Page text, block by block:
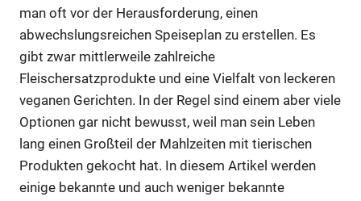
man oft vor der Herausforderung, einen
abwechslungsreichen Speiseplan zu erstellen. Es
gibt zwar mittlerweile zahlreiche
Fleischersatzprodukte und eine Vielfalt von leckeren
veganen Gerichten. In der Regel sind einem aber viele
Optionen gar nicht bewusst, weil man sein Leben
lang einen Großteil der Mahlzeiten mit tierischen
Produkten gekocht hat. In diesem Artikel werden
einige bekannte und auch weniger bekannte